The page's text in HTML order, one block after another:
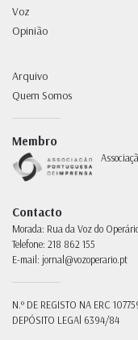
Voz
Opinião
Arquivo
Quem Somos
Membro
Contacto
Morada: Rua da Voz do
Telefone: 218 862 155
E-mail: jornal@vozoperario.pt
N.º DE REGISTO NA ERC
DEPÓSITO LEGAl 6394/84